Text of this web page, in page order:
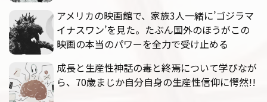
アメリカの映画館で、家族3人一緒に’ゴジラマ
イナスワン’を見た。たぶん国外のほうがこの
映画の本当のパワーを全力で受け止める
成長と生産性神話の毒と終焉について学びなが
ら、70歳まじか自分自身の生産性信仰に愕然!!